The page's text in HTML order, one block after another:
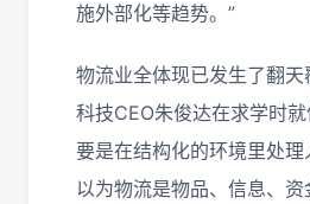
施外部化等趋势。”
物流业全体现已发生了翻
科技CEO朱俊达在求学时
要是在结构化的环境里处
以为物流是物品、信息、